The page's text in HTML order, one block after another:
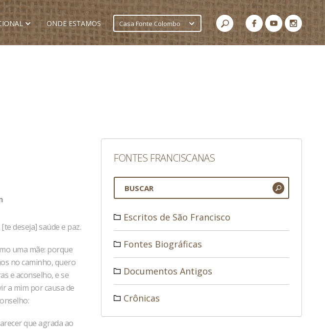
ONDE ESTAMOS Casa Fonte Colombo
deseja] saúde e paz.
uma mãe: porque
no caminho, quero
e aconselho, e se
a mim por causa de
que agrada ao
FONTES FRANCISCANAS
Escritos de São Francisco
Fontes Biográficas
Documentos Antigos
Crônicas